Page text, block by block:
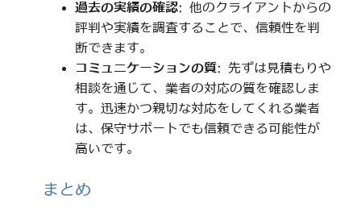
過去の実績の確認: 他のクライアントからの
評判や実績を調査することで、信頼性を判
断できます。
コミュニケーションの質: 先ずは見積もりや
相談を通じて、業者の対応の質を確認しま
す。迅速かつ親切な対応をしてくれる業者
は、保守サポートでも信頼できる可能性が
高いです。
まとめ